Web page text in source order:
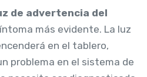
de advertencia del
más evidente. La luz
en el tablero,
problema en el sistema de